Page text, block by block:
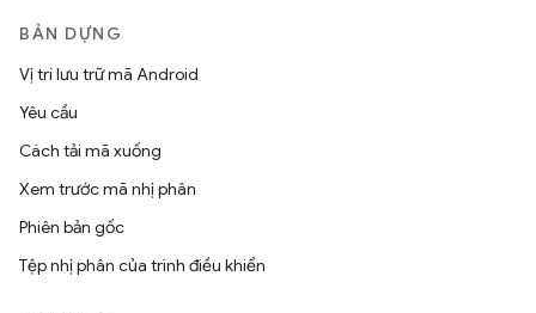
BẢN DỰNG
Vị trí lưu trữ mã Android
Yêu cầu
Cách tải mã xuống
Xem trước mã nhị phân
Phiên bản gốc
Tệp nhị phân của trình điều khiển